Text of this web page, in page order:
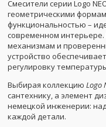
Смесители серии Logo
геометрическими
функциональностью –
современном
механизмам и
устройство
регулировку
Выбирая коллекцию Logo
сантехнику, а элемент
немецкой инженерии:
каждой детали.